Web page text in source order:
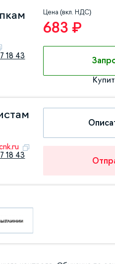
18 43
Цена (вкл. НДС)
683 ₽
18 43